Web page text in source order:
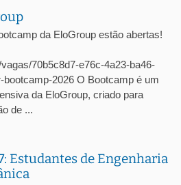
da EloGroup estão abertas!
70b5c8d7-e76c-4a23-ba46-
bootcamp-2026 O Bootcamp é um
da EloGroup, criado para
de ...
Estudantes de Engenharia